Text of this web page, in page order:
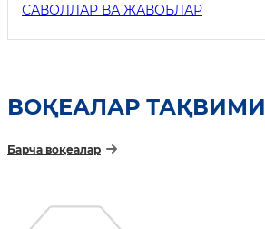
САВОЛЛАР ВА ЖАВОБЛАР
ВОҚЕАЛАР ТАҚВИМИ
Барча воқеалар